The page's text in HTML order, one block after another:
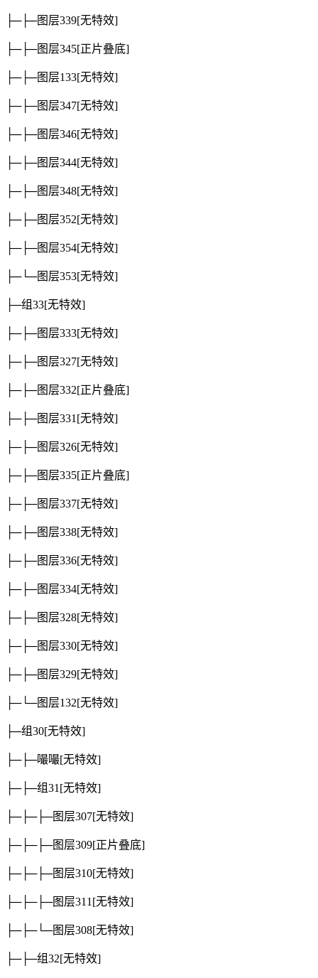
├─├─图层339[无特效]
├─├─图层345[正片叠底]
├─├─图层133[无特效]
├─├─图层347[无特效]
├─├─图层346[无特效]
├─├─图层344[无特效]
├─├─图层348[无特效]
├─├─图层352[无特效]
├─├─图层354[无特效]
├─└─图层353[无特效]
├─组33[无特效]
├─├─图层333[无特效]
├─├─图层327[无特效]
├─├─图层332[正片叠底]
├─├─图层331[无特效]
├─├─图层326[无特效]
├─├─图层335[正片叠底]
├─├─图层337[无特效]
├─├─图层338[无特效]
├─├─图层336[无特效]
├─├─图层334[无特效]
├─├─图层328[无特效]
├─├─图层330[无特效]
├─├─图层329[无特效]
├─└─图层132[无特效]
├─组30[无特效]
├─├─嘬嘬[无特效]
├─├─组31[无特效]
├─├─├─图层307[无特效]
├─├─├─图层309[正片叠底]
├─├─├─图层310[无特效]
├─├─├─图层311[无特效]
├─├─└─图层308[无特效]
├─├─组32[无特效]